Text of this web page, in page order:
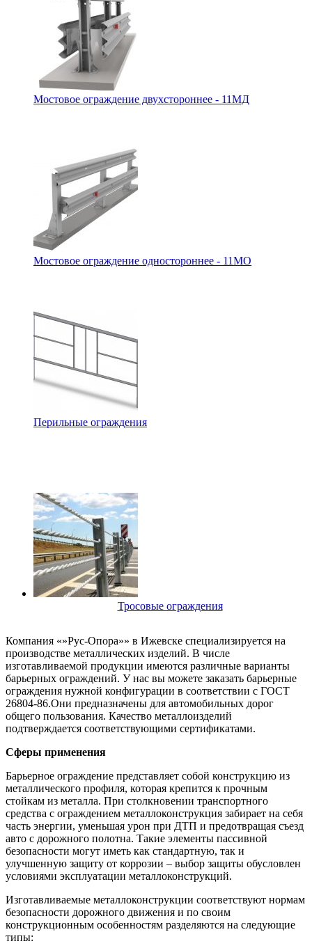
Мостовое ограждение двухстороннее - 11МД
Мостовое ограждение одностороннее - 11МО
Перильные ограждения
Тросовые ограждения
Компания «»Рус-Опора»» в Ижевске специализируется на
производстве металлических изделий. В числе
изготавливаемой продукции имеются различные варианты
барьерных ограждений. У нас вы можете заказать барьерные
ограждения нужной конфигурации в соответствии с ГОСТ
26804-86.Они предназначены для автомобильных дорог
общего пользования. Качество металлоизделий
подтверждается соответствующими сертификатами.
Сферы применения
Барьерное ограждение представляет собой конструкцию из
металлического профиля, которая крепится к прочным
стойкам из металла. При столкновении транспортного
средства с ограждением металлоконструкция забирает на себя
часть энергии, уменьшая урон при ДТП и предотвращая съезд
авто с дорожного полотна. Такие элементы пассивной
безопасности могут иметь как стандартную, так и
улучшенную защиту от коррозии – выбор защиты обусловлен
условиями эксплуатации металлоконструкций.
Изготавливаемые металлоконструкции соответствуют нормам
безопасности дорожного движения и по своим
конструкционным особенностям разделяются на следующие
типы: